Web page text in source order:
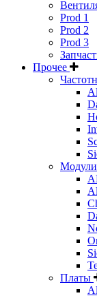
Prod 1
Prod 2
Prod 3
Прочее
Модули
Платы